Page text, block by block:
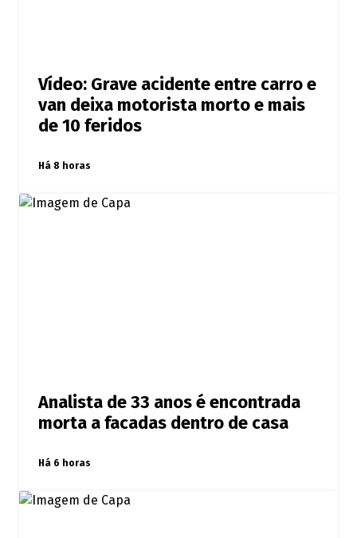
Vídeo: Grave acidente entre carro e
van deixa motorista morto e mais
de 10 feridos
Há 8 horas
Analista de 33 anos é encontrada
morta a facadas dentro de casa
Há 6 horas